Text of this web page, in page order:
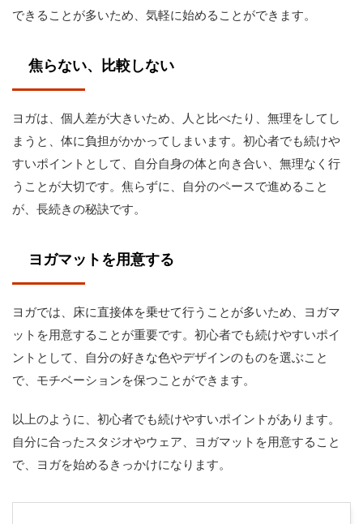
できることが多いため、気軽に始めることができます。
焦らない、比較しない
ヨガは、個人差が大きいため、人と比べたり、無理をしてし
まうと、体に負担がかかってしまいます。初心者でも続けや
すいポイントとして、自分自身の体と向き合い、無理なく行
うことが大切です。焦らずに、自分のペースで進めること
が、長続きの秘訣です。
ヨガマットを用意する
ヨガでは、床に直接体を乗せて行うことが多いため、ヨガマ
ットを用意することが重要です。初心者でも続けやすいポイ
ントとして、自分の好きな色やデザインのものを選ぶこと
で、モチベーションを保つことができます。
以上のように、初心者でも続けやすいポイントがあります。
自分に合ったスタジオやウェア、ヨガマットを用意すること
で、ヨガを始めるきっかけになります。